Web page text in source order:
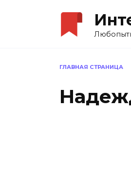
ГЛАВНАЯ СТРАНИЦА